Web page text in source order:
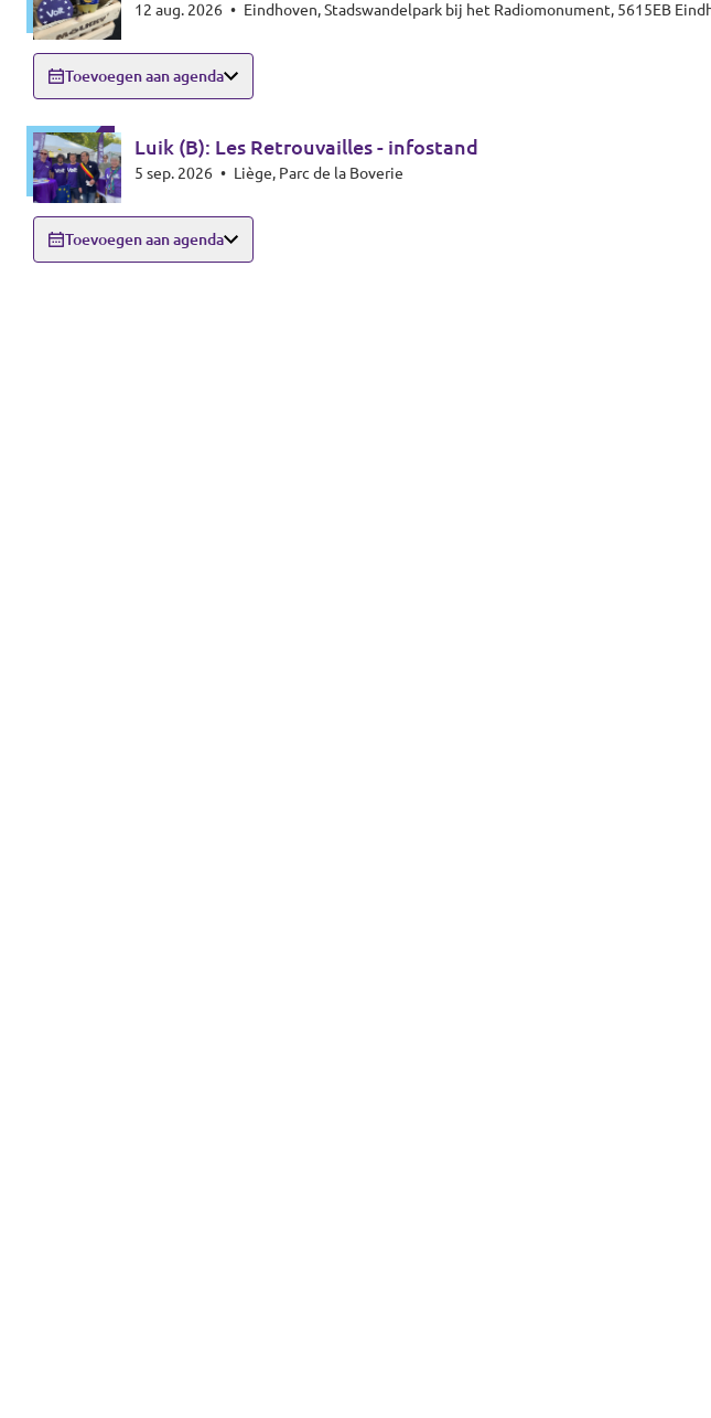
12 aug. 2026 • Eindhoven, Stadswandelpark bij het Radiomonument, 5615EB
Toevoegen aan agenda
Luik (B): Les Retrouvailles - infostand
5 sep. 2026 • Liège, Parc de la Boverie
Toevoegen aan agenda